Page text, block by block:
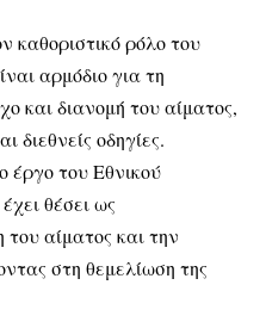
ρόλο του
αρμόδιο για τη
και διανομή του αίματος,
διεθνείς οδηγίες.
του Εθνικού
θέσει ως
του αίματος και την
στη θεμελίωση της